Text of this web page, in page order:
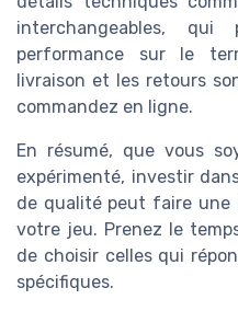
interchangeables,
performance sur le
livraison et les retours
commandez en ligne.
En résumé, que vous
expérimenté, investir
de qualité peut faire une
votre jeu. Prenez le
de choisir celles qui
spécifiques.